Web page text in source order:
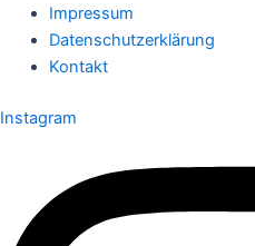
Impressum
Datenschutzerklärung
Kontakt
Instagram